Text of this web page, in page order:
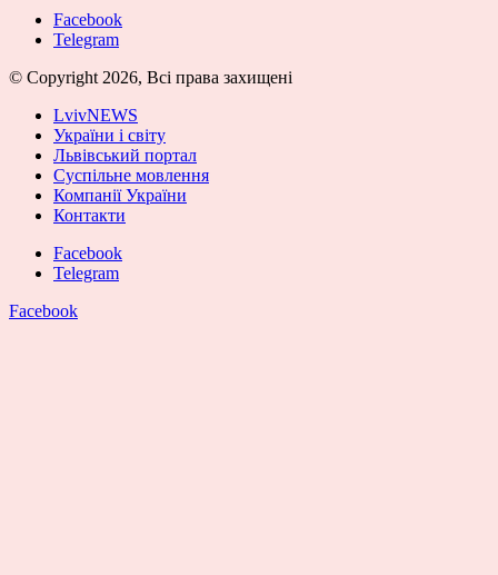
Facebook
Telegram
© Copyright 2026, Всі права захищені
LvivNEWS
України і світу
Львівський портал
Суспільне мовлення
Компанії України
Контакти
Facebook
Telegram
Facebook